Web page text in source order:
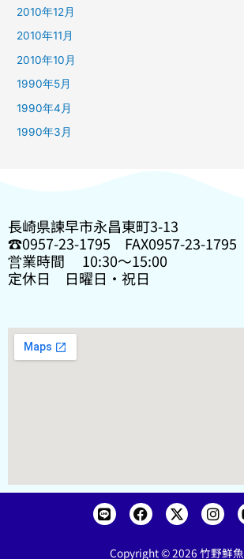
2010年12月
2010年11月
2010年10月
1990年5月
1990年4月
1990年3月
長崎県諫早市永昌東町3-13
☎0957-23-1795 FAX0957-23-1795
営業時間 10:30〜15:00
定休日 日曜日・祝日
L
i
e
F
a
e
X
-
w
I
n
t
Copyright © 2026 竹野鮮魚